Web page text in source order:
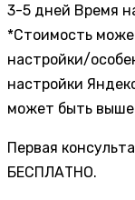
3-5 дней Время
*Стоимость
настройки/
настройки
может быть
Первая
БЕСПЛАТНО.